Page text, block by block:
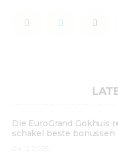
Die EuroGrand Gokhuis
schakel beste bonussen